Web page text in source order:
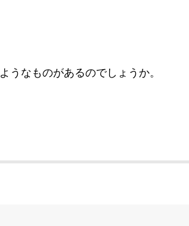
うなものがあるのでしょうか。